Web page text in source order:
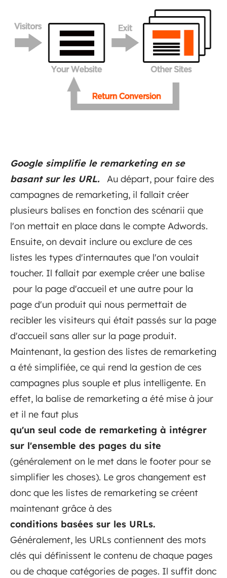
Google simplifie le remarketing en se
basant sur les URL. Au départ, pour faire des
campagnes de remarketing, il fallait créer
plusieurs balises en fonction des scénarii que
l'on mettait en place dans le compte Adwords.
Ensuite, on devait inclure ou exclure de ces
listes les types d'internautes que l'on voulait
toucher. Il fallait par exemple créer une balise
pour la page d'accueil et une autre pour la
page d'un produit qui nous permettait de
recibler les visiteurs qui était passés sur la page
d'accueil sans aller sur la page produit.
Maintenant, la gestion des listes de remarketing
a été simplifiée, ce qui rend la gestion de ces
campagnes plus souple et plus intelligente. En
effet, la balise de remarketing a été mise à jour
et il ne faut plus
qu'un seul code de remarketing à intégrer
sur l'ensemble des pages du site
(généralement on le met dans le footer pour se
simplifier les choses). Le gros changement est
donc que les listes de remarketing se créent
maintenant grâce à des
conditions basées sur les URLs.
Généralement, les URLs contiennent des mots
clés qui définissent le contenu de chaque pages
ou de chaque catégories de pages. Il suffit donc